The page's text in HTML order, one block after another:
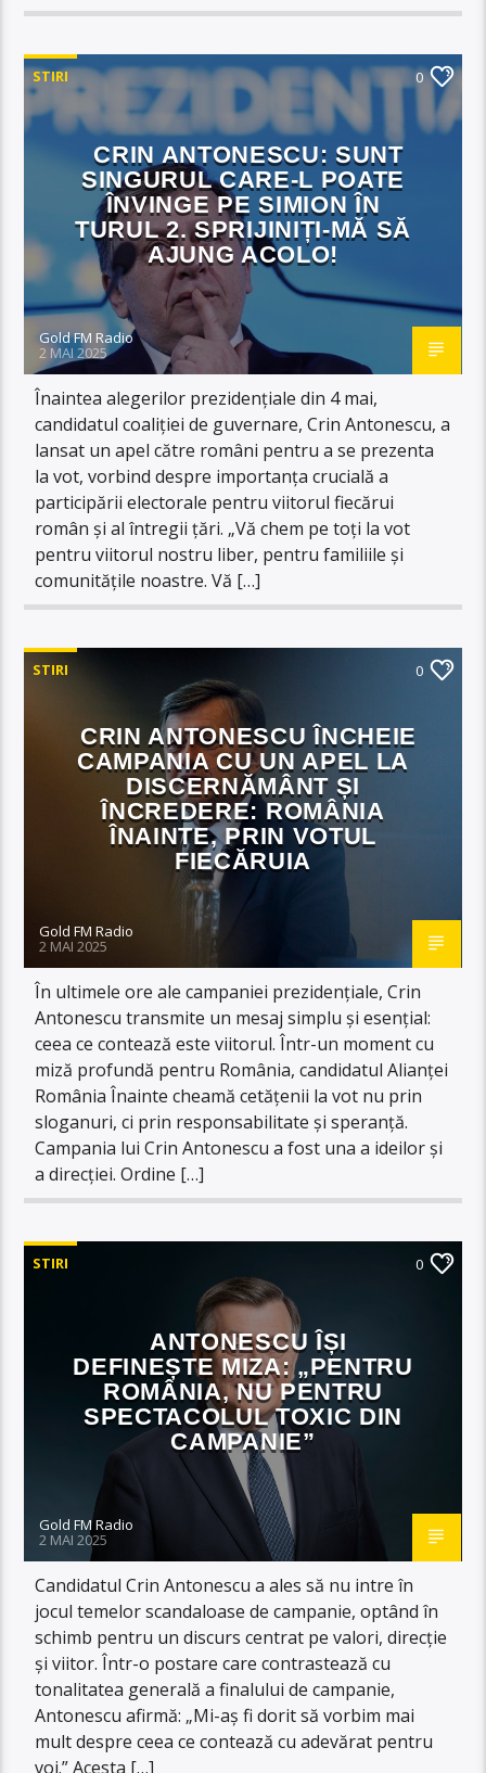
STIRI 0
CRIN ANTONESCU: SUNT
SINGURUL CARE-L POATE
ÎNVINGE PE SIMION ÎN
TURUL 2. SPRIJINIȚI-MĂ SĂ
AJUNG ACOLO!
Gold FM Radio
2 MAI 2025
Înaintea alegerilor prezidențiale din 4 mai,
candidatul coaliției de guvernare, Crin Antonescu, a
lansat un apel către români pentru a se prezenta
la vot, vorbind despre importanța crucială a
participării electorale pentru viitorul fiecărui
român și al întregii țări. „Vă chem pe toți la vot
pentru viitorul nostru liber, pentru familiile și
comunitățile noastre. Vă […]
STIRI 0
CRIN ANTONESCU ÎNCHEIE
CAMPANIA CU UN APEL LA
DISCERNĂMÂNT ȘI
ÎNCREDERE: ROMÂNIA
ÎNAINTE, PRIN VOTUL
FIECĂRUIA
Gold FM Radio
2 MAI 2025
În ultimele ore ale campaniei prezidențiale, Crin
Antonescu transmite un mesaj simplu și esențial:
ceea ce contează este viitorul. Într-un moment cu
miză profundă pentru România, candidatul Alianței
România Înainte cheamă cetățenii la vot nu prin
sloganuri, ci prin responsabilitate și speranță.
Campania lui Crin Antonescu a fost una a ideilor și
a direcției. Ordine […]
STIRI 0
ANTONESCU ÎȘI
DEFINEȘTE MIZA: „PENTRU
ROMÂNIA, NU PENTRU
SPECTACOLUL TOXIC DIN
CAMPANIE”
Gold FM Radio
2 MAI 2025
Candidatul Crin Antonescu a ales să nu intre în
jocul temelor scandaloase de campanie, optând în
schimb pentru un discurs centrat pe valori, direcție
și viitor. Într-o postare care contrastează cu
tonalitatea generală a finalului de campanie,
Antonescu afirmă: „Mi-aș fi dorit să vorbim mai
mult despre ceea ce contează cu adevărat pentru
voi.” Acesta […]